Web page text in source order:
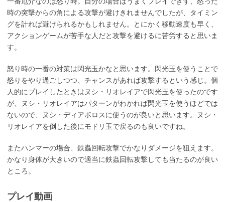
時の突撃からの角による攻撃が避けきれませんでしたが、タイミン
グを計れば避けられるかもしれません。とにかく移動速度も早く、
アクションゲームが苦手な人だと攻撃を避けるに苦労すると思いま
す。
怒り時の一番の対策は閃光玉かなと思います。閃光玉を使うことで
怒りをやり過ごしつつ、チャンスがあれば攻撃するという感じ。個
人的にプレイしたときはヌシ・リオレイアで閃光玉を使ったのです
が、ヌシ・リオレイアはパターンがわかれば閃光玉を使うほどでは
ないので、ヌシ・ディアボロスに使うのが良いと思います。ヌシ・
リオレイアを倒した後にモドリ玉で戻るのも良いですね。
またハンマーの場合、鉄蟲回転攻撃でかなりダメージを狙えます。
かなり身体が大きいので適当に鉄蟲回転攻撃しても当たるのが良い
ところ。
プレイ動画